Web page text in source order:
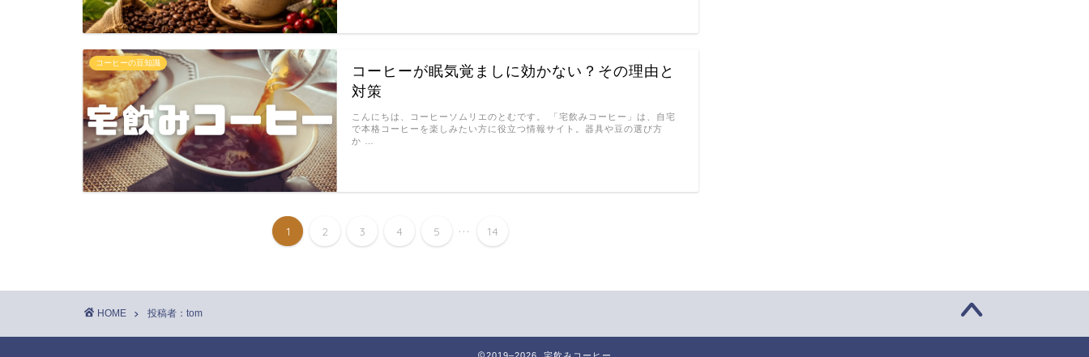
コーヒーの豆知識
コーヒーが眠気覚ましに効かない？その理由と
対策
こんにちは、コーヒーソムリエのとむです。 「宅飲みコーヒー」は、自宅
で本格コーヒーを楽しみたい方に役立つ情報サイト。器具や豆の選び方
か …
1 2 3 4 5 ... 14
HOME 投稿者：tom